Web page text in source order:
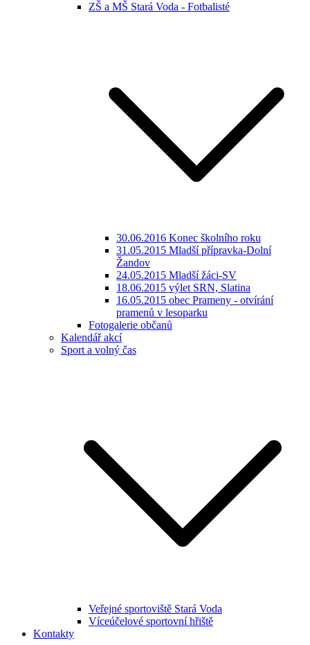
ZŠ a MŠ Stará Voda - Fotbalisté
30.06.2016 Konec školního roku
31.05.2015 Mladší přípravka-Dolní
Žandov
24.05.2015 Mladší žáci-SV
18.06.2015 výlet SRN, Slatina
16.05.2015 obec Prameny - otvírání
pramenů v lesoparku
Fotogalerie občanů
Kalendář akcí
Sport a volný čas
Veřejné sportoviště Stará Voda
Víceúčelové sportovní hřiště
Kontakty